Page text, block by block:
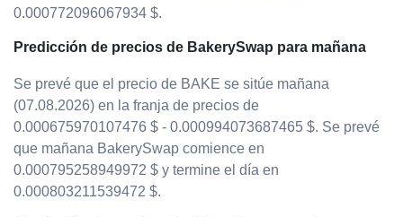
0.000772096067934 $.
Predicción de precios de BakerySwap para mañana
Se prevé que el precio de BAKE se sitúe mañana
(07.08.2026) en la franja de precios de
0.000675970107476 $ - 0.000994073687465 $. Se prevé
que mañana BakerySwap comience en
0.000795258949972 $ y termine el día en
0.000803211539472 $.